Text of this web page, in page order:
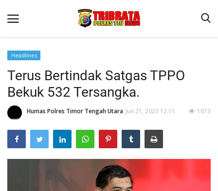
Beranda
Terms & Conditions
Reskrim
Binkam
Lantas
Headlines
Terus Bertindak Satgas TPPO
Bekuk 532 Tersangka.
Humas Polres Timor Tengah Utara Jun 21, 2023 12:11 1073